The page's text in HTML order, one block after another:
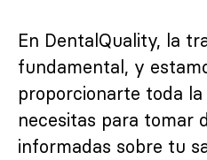
En DentalQuality, la
fundamental, y
proporcionarte toda
necesitas para tomar
informadas sobre tu